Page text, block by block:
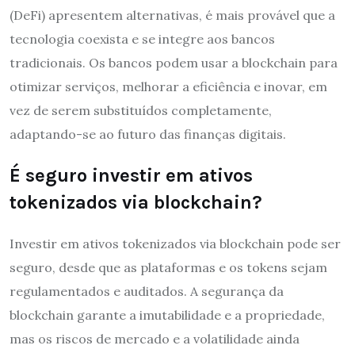
(DeFi) apresentem alternativas, é mais provável que a
tecnologia coexista e se integre aos bancos
tradicionais. Os bancos podem usar a blockchain para
otimizar serviços, melhorar a eficiência e inovar, em
vez de serem substituídos completamente,
adaptando-se ao futuro das finanças digitais.
É seguro investir em ativos
tokenizados via blockchain?
Investir em ativos tokenizados via blockchain pode ser
seguro, desde que as plataformas e os tokens sejam
regulamentados e auditados. A segurança da
blockchain garante a imutabilidade e a propriedade,
mas os riscos de mercado e a volatilidade ainda